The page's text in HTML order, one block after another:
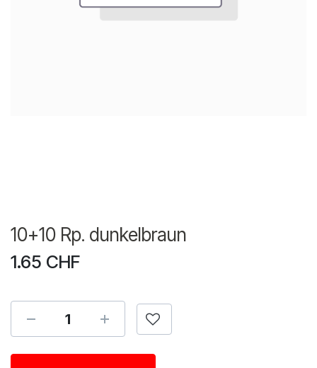
10+10 Rp. dunkelbraun
1.65 CHF